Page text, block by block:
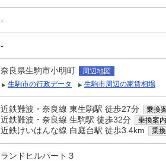
-
-
奈良県生駒市小明町
周辺地図
生駒市の行政データ
生駒市周辺の家賃相場
近鉄難波・奈良線 東生駒駅 徒歩27分 乗換
近鉄難波・奈良線 生駒駅 徒歩32分 乗換案内
近鉄けいはんな線 白庭台駅 徒歩3.4km 乗
ランドヒルパート３